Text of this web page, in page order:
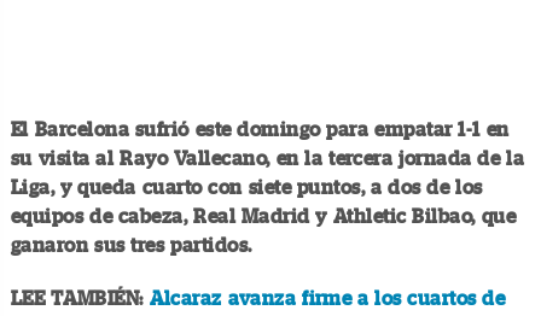
El Barcelona sufrió este domingo para empatar 1-1 en
su visita al Rayo Vallecano, en la tercera jornada de la
Liga, y queda cuarto con siete puntos, a dos de los
equipos de cabeza, Real Madrid y Athletic Bilbao, que
ganaron sus tres partidos.
LEE TAMBIÉN: Alcaraz avanza firme a los cuartos de